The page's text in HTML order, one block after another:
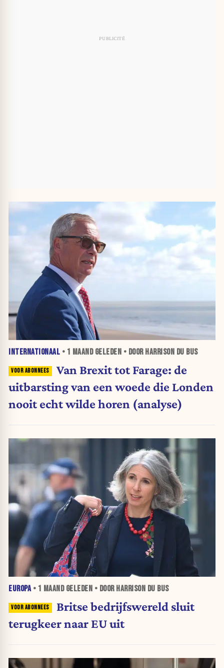
INTERNATIONAAL • 1 MAANDGELEDEN • DOOR HARRISON DU BUS
Van Brexit tot Farage: de
uitbarsting van een woede die Londen
nooit echt wilde horen (analyse)
EUROPA• 1 MAANDGELEDEN • DOOR HARRISON DU BUS
Britse bedrijfswereld sluit
terugkeer naar EU uit